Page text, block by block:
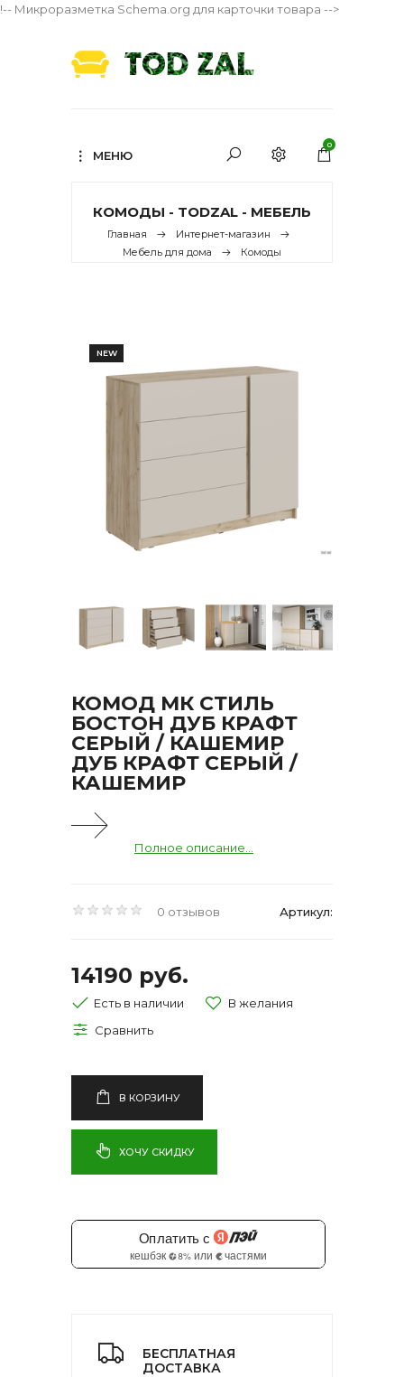
!-- Микроразметка Schema.org для карточки товара -->
МЕНЮ
0
КОМОДЫ - TODZAL - МЕБЕЛЬ
Главная
Интернет-магазин
Мебель для дома
Комоды
NEW
КОМОД МК СТИЛЬ
БОСТОН ДУБ КРАФТ
СЕРЫЙ / КАШЕМИР
ДУБ КРАФТ СЕРЫЙ /
КАШЕМИР
Полное описание...
0 отзывов Артикул:
14190 руб.
Есть в наличии
В КОРЗИНУ
ХОЧУ СКИДКУ
БЕСПЛАТНАЯ
ДОСТАВКА